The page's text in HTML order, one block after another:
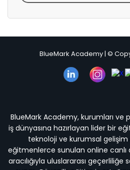
BlueMark Academy | ©
BlueMark Academy, kurumları ve
iş dünyasına hazırlayan lider bir
teknoloji ve kurumsal gelişim
eğitmenlerce sunulan online
aracılığıyla uluslararası